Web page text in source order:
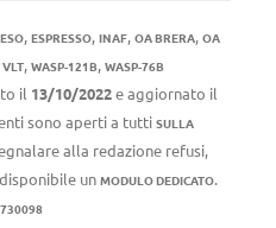
ESO, ESPRESSO, INAF, OA BRERA, OA
VLT, WASP-121B, WASP-76B
il 13/10/2022e aggiornato il
sono aperti a tutti SULLA
alla redazione refusi,
un MODULO DEDICATO.